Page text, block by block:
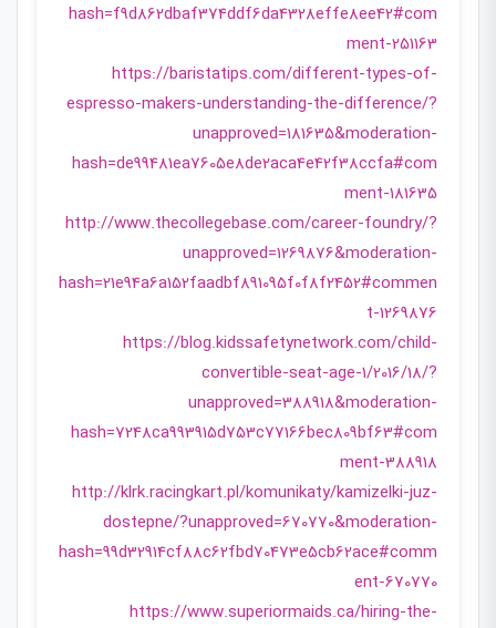
hash=f9d862dbaf374ddf6da4328effe8ee42#com
ment-251163
https://baristatips.com/different-types-of-
espresso-makers-understanding-the-difference/?
unapproved=181635&moderation-
hash=de99481ea7605e8de2aca4e42f38ccfa#com
ment-181635
http://www.thecollegebase.com/career-foundry/?
unapproved=1269876&moderation-
hash=21e94a6a152faadbf891095f0f8f2452#commen
t-1269876
https://blog.kidssafetynetwork.com/child-
convertible-seat-age-1/2016/18/?
unapproved=388918&moderation-
hash=7248ca993915d753c77166bec809bf63#com
ment-388918
http://klrk.racingkart.pl/komunikaty/kamizelki-juz-
dostepne/?unapproved=670770&moderation-
hash=99d32914cf88c62fbd70473e5cb62ace#comm
ent-670770
https://www.superiormaids.ca/hiring-the-